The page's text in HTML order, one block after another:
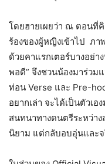
โดยฮายเผยว่า ณ ตอนที่คิ
ร้องของผู้หญิงเข้าไป ภา
ด้วยคาแรกเตอร์บางอย่า
พอดี” จึงชวนน้องมาร่วม
ท่อน Verse และ Pre-
อยากเล่า จะได้เป็นตัวเ
สนทนาทางดนตรีระหว่า
นิยาม แต่กลับอบอุ่นและจ